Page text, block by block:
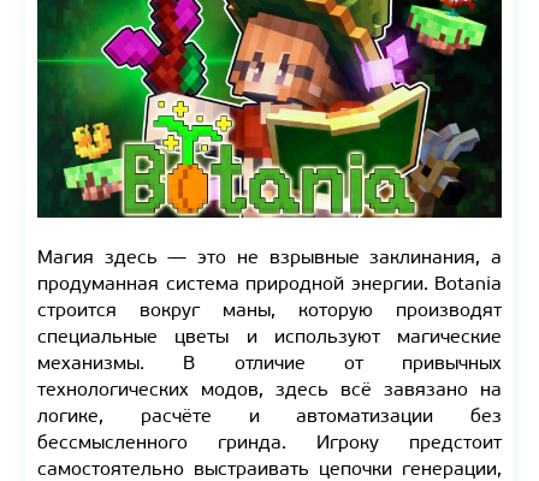
Магия здесь — это не взрывные заклинания, а
продуманная система природной энергии. Botania
строится вокруг маны, которую производят
специальные цветы и используют магические
механизмы. В отличие от привычных
технологических модов, здесь всё завязано на
логике, расчёте и автоматизации без
бессмысленного гринда. Игроку предстоит
самостоятельно выстраивать цепочки генерации,